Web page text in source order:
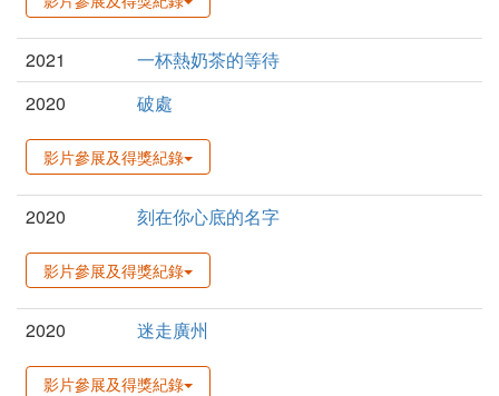
2021
一杯熱奶茶的等待
2020
破處
影片參展及得獎紀錄
2020 刻在你心底的名字
影片參展及得獎紀錄
2020 迷走廣州
影片參展及得獎紀錄